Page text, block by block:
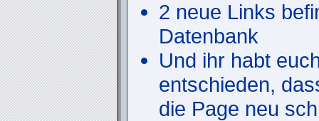
2 neue Links
Datenbank
Und ihr habt
entschieden,
die Page neu